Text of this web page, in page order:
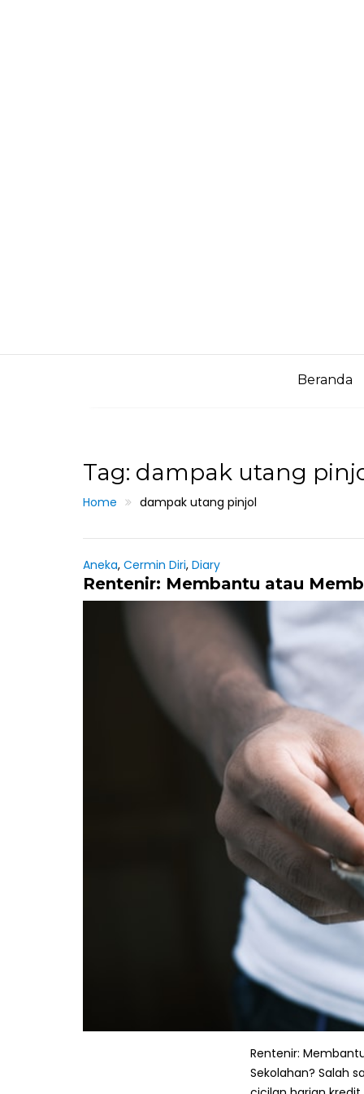
Beranda
Tag: dampak utang
Home dampak utang pinjol
Aneka, Cermin Diri, Diary
Rentenir: Membantu atau
Rentenir:
Sekolahan? Salah